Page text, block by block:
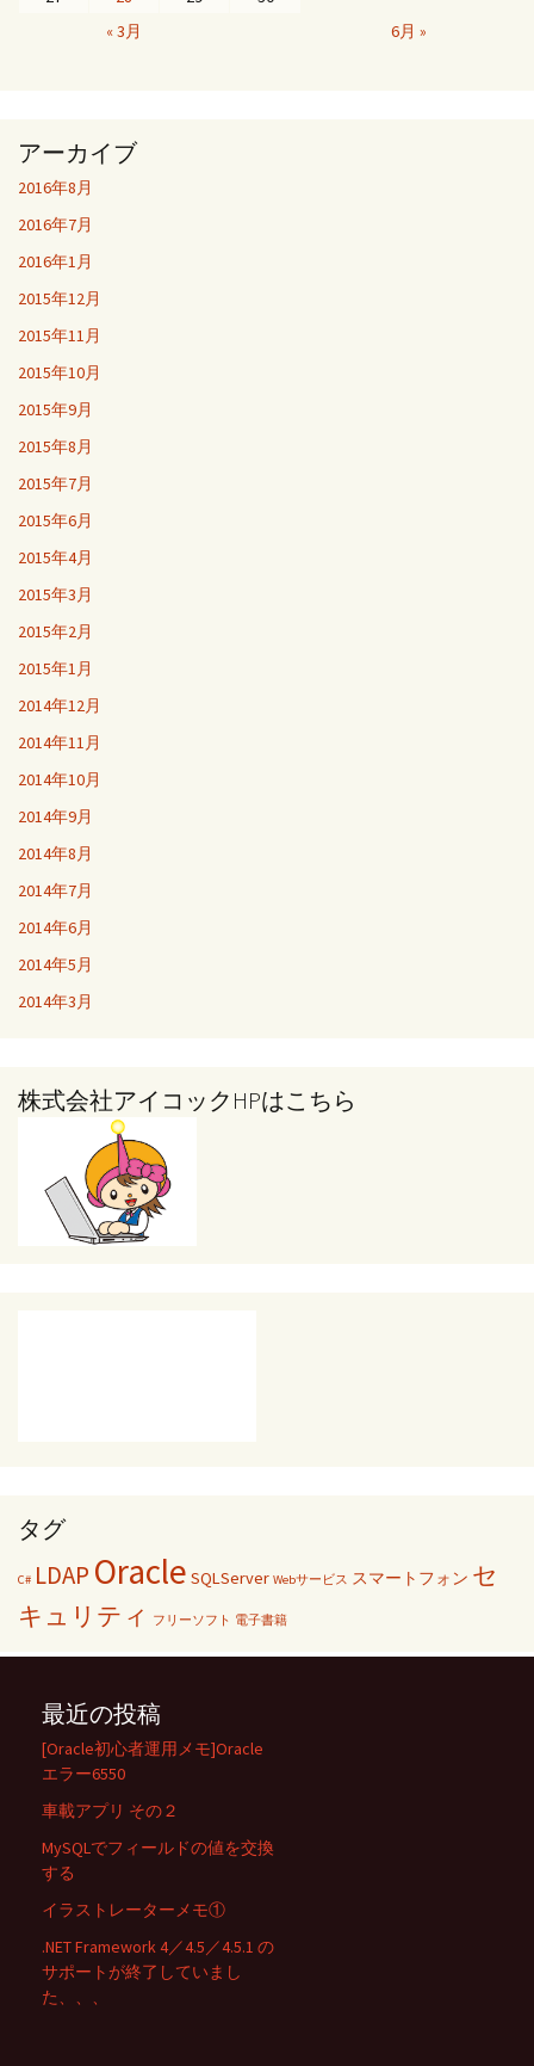
« 3月 6月 »
アーカイブ
2016年8月
2016年7月
2016年1月
2015年12月
2015年11月
2015年10月
2015年9月
2015年8月
2015年7月
2015年6月
2015年4月
2015年3月
2015年2月
2015年1月
2014年12月
2014年11月
2014年10月
2014年9月
2014年8月
2014年7月
2014年6月
2014年5月
2014年3月
株式会社アイコックHPはこちら
タグ
C# LDAP Oracle SQLServer Webサービス スマートフォン セ
キュリティ
フリーソフト 電子書籍
最近の投稿
[Oracle初心者運用メモ]Oracle
エラー6550
車載アプリ その２
MySQLでフィールドの値を交換
する
イラストレーターメモ①
.NET Framework 4／4.5／4.5.1 の
サポートが終了していまし
た、、、